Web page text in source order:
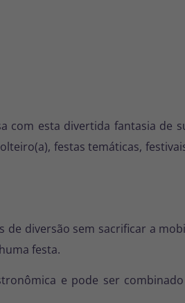
esta divertida fantasia de
festas temáticas,
diversão sem sacrificar a
festa.
e pode ser